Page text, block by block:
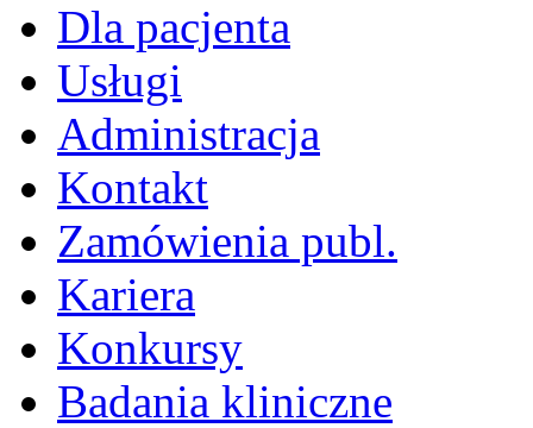
Dla pacjenta
Usługi
Administracja
Kontakt
Zamówienia publ.
Kariera
Konkursy
Badania kliniczne